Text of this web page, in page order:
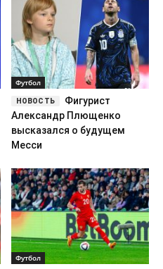
Футбол
Фигурист
Александр Плющенко
высказался о будущем
Месси
Футбол